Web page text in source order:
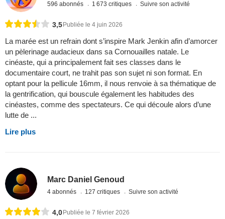
596 abonnés 1 673 critiques Suivre son activité
3,5 Publiée le 4 juin 2026
La marée est un refrain dont s’inspire Mark Jenkin afin d’amorcer
un pèlerinage audacieux dans sa Cornouailles natale. Le
cinéaste, qui a principalement fait ses classes dans le
documentaire court, ne trahit pas son sujet ni son format. En
optant pour la pellicule 16mm, il nous renvoie à sa thématique de
la gentrification, qui bouscule également les habitudes des
cinéastes, comme des spectateurs. Ce qui découle alors d’une
lutte de ...
Lire plus
Marc Daniel Genoud
4 abonnés 127 critiques Suivre son activité
4,0 Publiée le 7 février 2026